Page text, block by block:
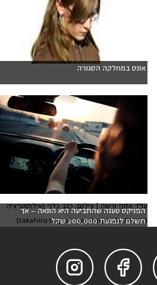
אונס במחלקה הסגורה
הפניקס טענה שהתביעה היא הונאה – אך
תשלם לנפגעת 200,000 שקל
עו"ד אסף ורשה | צילום: רגב כלף [אילוסטרציה
חיצונית: takahiro taguchi on Unsplash]

